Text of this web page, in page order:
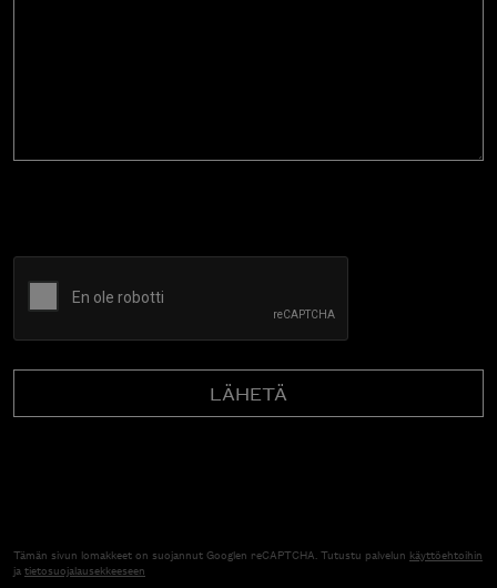
Tämän sivun lomakkeet on suojannut Googlen reCAPTCHA. Tutustu palvelun käyttöehtoihin
jatietosuojalausekkeeseen